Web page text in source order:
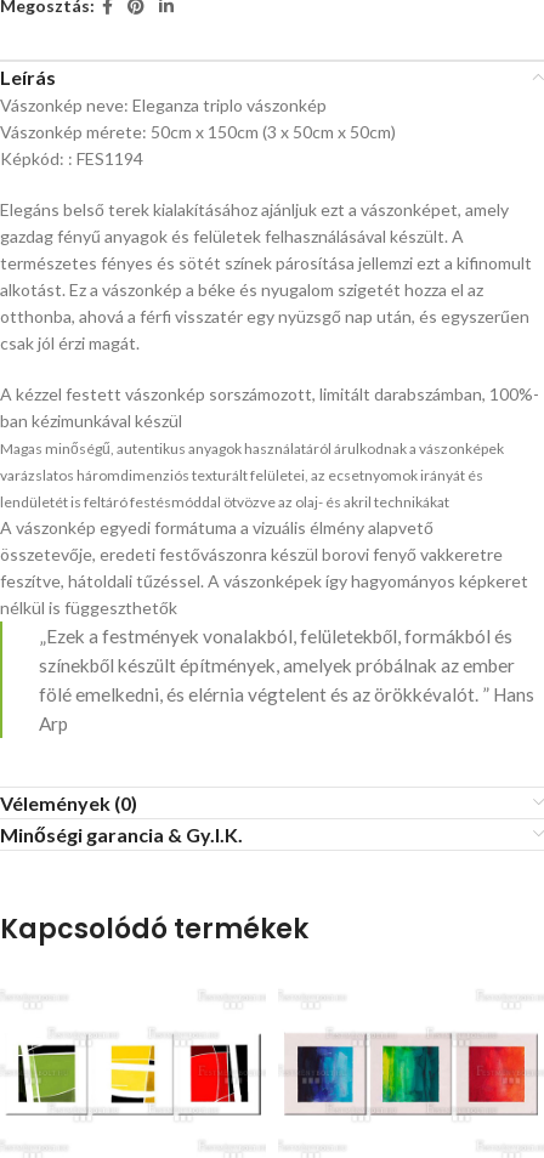
Megosztás:
Leírás
Vászonkép neve: Eleganza triplo vászonkép
Vászonkép mérete: 50cm x 150cm (3 x 50cm x 50cm)
Képkód: : FES1194
Elegáns belső terek kialakításához ajánljuk ezt a vászonképet, amely
gazdag fényű anyagok és felületek felhasználásával készült. A
természetes fényes és sötét színek párosítása jellemzi ezt a kifinomult
alkotást. Ez a vászonkép a béke és nyugalom szigetét hozza el az
otthonba, ahová a férfi visszatér egy nyüzsgő nap után, és egyszerűen
csak jól érzi magát.
A kézzel festett vászonkép sorszámozott, limitált darabszámban, 100%-
ban kézimunkával készül
Magas minőségű, autentikus anyagok használatáról árulkodnak a vászonképek
varázslatos háromdimenziós texturált felületei, az ecsetnyomok irányát és
lendületét is feltáró festésmóddal ötvözve az olaj- és akril technikákat
A vászonkép egyedi formátuma a vizuális élmény alapvető
összetevője, eredeti festővászonra készül borovi fenyő vakkeretre
feszítve, hátoldali tűzéssel. A vászonképek így hagyományos képkeret
nélkül is függeszthetők
„Ezek a festmények vonalakból, felületekből, formákból és
színekből készült építmények, amelyek próbálnak az ember
fölé emelkedni, és elérnia végtelent és az örökkévalót. ” Hans
Arp
Vélemények (0)
Minőségi garancia & Gy.I.K.
Kapcsolódó termékek